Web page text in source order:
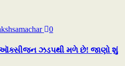
0
ઑક્સીજન ઝડપથી મળે છે! જાણો શું